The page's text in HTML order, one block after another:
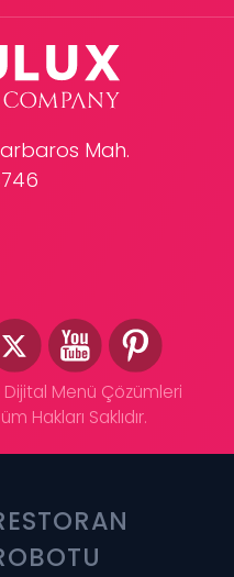
Menü Çözümleri
Hakları Saklıdır.
Mah.